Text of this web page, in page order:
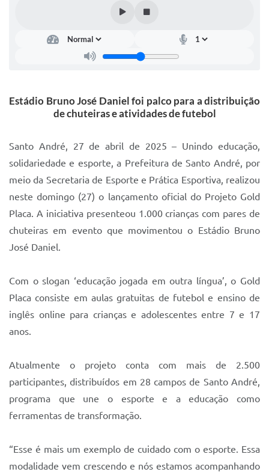
Legislação
Lei de acesso à informação
Mobilidade Urbana Sustentável
Parque Escola
Portal da Educação
Quadra Fiscal
SIC
Autarquias
Estádio Bruno José Daniel foi palco para a distribuição
de chuteiras e atividades de futebol
Santo André, 27 de abril de 2025 – Unindo educação,
solidariedade e esporte, a Prefeitura de Santo André, por
meio da Secretaria de Esporte e Prática Esportiva, realizou
neste domingo (27) o lançamento oficial do Projeto Gold
Placa. A iniciativa presenteou 1.000 crianças com pares de
chuteiras em evento que movimentou o Estádio Bruno
José Daniel.
Com o slogan ‘educação jogada em outra língua’, o Gold
Placa consiste em aulas gratuitas de futebol e ensino de
inglês online para crianças e adolescentes entre 7 e 17
anos.
Atualmente o projeto conta com mais de 2.500
participantes, distribuídos em 28 campos de Santo André,
programa que une o esporte e a educação como
ferramentas de transformação.
“Esse é mais um exemplo de cuidado com o esporte. Essa
modalidade vem crescendo e nós estamos acompanhando